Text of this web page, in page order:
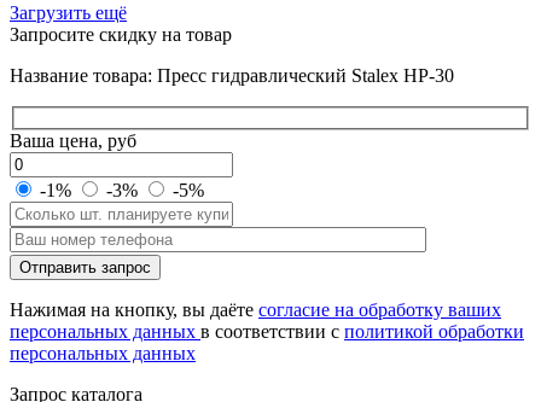
Загрузить ещё
Запросите скидку на товар
Название товара: Пресс гидравлический Stalex HP-30
Ваша цена, руб
-1% -3% -5%
Оставьте
это
поле
пустым.
Отправить запрос
Нажимая на кнопку, вы даёте согласие на обработку ваших
персональных данных в соответствии с политикой обработки
персональных данных
Запрос каталога